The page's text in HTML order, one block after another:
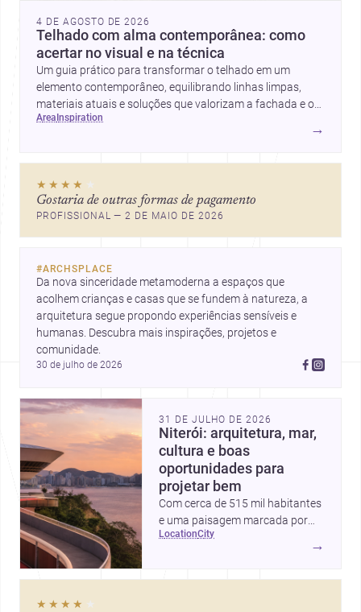
4 DE AGOSTO DE 2026
Telhado com alma contemporânea: como
acertar no visual e na técnica
Um guia prático para transformar o telhado em um
elemento contemporâneo, equilibrando linhas limpas,
materiais atuais e soluções que valorizam a fachada e o
conforto da casa.
area inspiration
→
★★★★ ★
Gostaria de outras formas de pagamento
PROFISSIONAL — 2 DE MAIO DE 2026
#ARCHSPLACE
Da nova sinceridade metamoderna a espaços que
acolhem crianças e casas que se fundem à natureza, a
arquitetura segue propondo experiências sensíveis e
humanas. Descubra mais inspirações, projetos e
comunidade.
30 de julho de 2026
31 DE JULHO DE 2026
Niterói: arquitetura, mar,
cultura e boas
oportunidades para
projetar bem
Com cerca de 515 mil habitantes
e uma paisagem marcada por
ícones como o Museu de Arte
location city
→
★★★★ ★